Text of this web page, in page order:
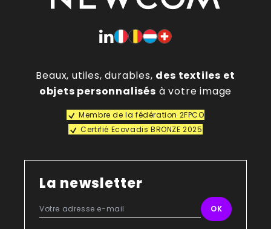
Beaux, utiles, durables, des textiles et
objets personnalisés à votre image
Membre de la fédération 2FPCO
Certifié Ecovadis BRONZE 2025
La newsletter